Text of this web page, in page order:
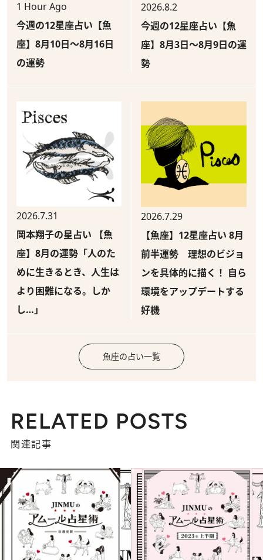
1 Hour Ago
今週の12星座占い【魚
座】8月10日～8月16日
の運勢
2026.8.2
今週の12星座占い【魚
座】8月3日～8月9日の運
勢
2026.7.31
岡本翔子の星占い 【魚
座】8月の運勢「人のた
めに生きるとき、人生は
より困難になる。しか
し…」
2026.7.29
【魚座】12星座占い 8月
前半運勢 理想のビジョ
ンを具体的に描く！ 自ら
環境をアップデートする
好機
魚座の占い一覧
RELATED POSTS
関連記事